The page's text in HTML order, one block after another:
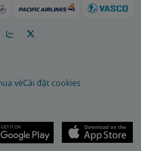
véCài đặt cookies